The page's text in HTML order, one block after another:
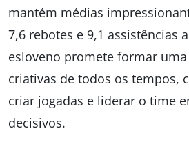
mantém médias
7,6 rebotes e 9,1 assistências
esloveno promete formar
criativas de todos os tempos,
criar jogadas e liderar o time
decisivos.